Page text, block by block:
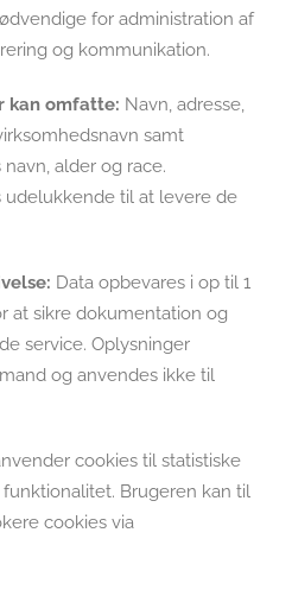
for administration af
og kommunikation.
kan omfatte: Navn, adresse,
samt
alder og race.
udelukkende til at levere de
Data opbevares i op til 1
at sikre dokumentation og
service. Oplysninger
og anvendes ikke til
cookies til statistiske
Brugeren kan til
cookies via